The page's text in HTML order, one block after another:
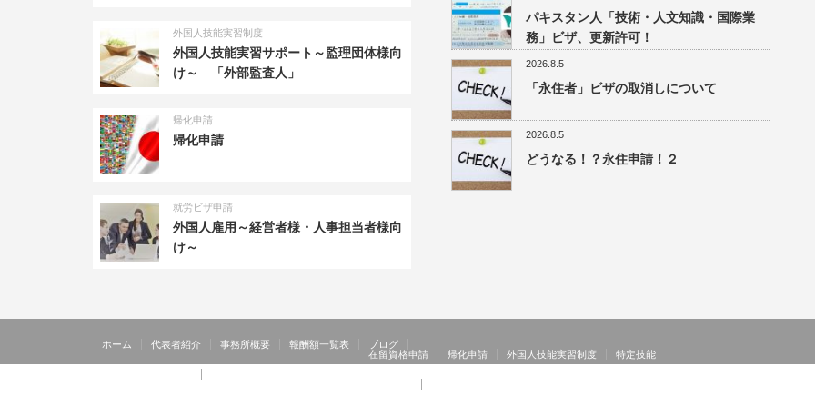
外国人技能実習制度
外国人技能実習サポート～監理団体様向
け～ 「外部監査人」
帰化申請
帰化申請
就労ビザ申請
外国人雇用～経営者様・人事担当者様向
け～
パキスタン人「技術・人文知識・国際業
務」ビザ、更新許可！
2026.8.5
「永住者」ビザの取消しについて
2026.8.5
どうなる！？永住申請！２
ホーム 代表者紹介 事務所概要 報酬額一覧表
ブログ
在留資格申請
帰化申請 外国人技能実習制度
特定技能